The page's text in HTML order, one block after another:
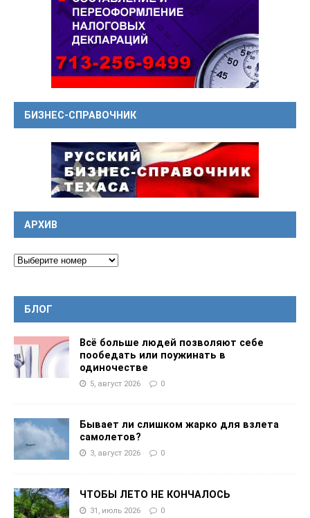
БИЗНЕС-СПРАВОЧНИК
АРХИВ
БЛОГ
Всё больше людей позволяют себе
пообедать или поужинать в
одиночестве
5, август 2026 0
Бывает ли слишком жарко для взлета
самолетов?
3, август 2026 0
ЧТОБЫ ЛЕТО НЕ КОНЧАЛОСЬ
31, июль 2026 0